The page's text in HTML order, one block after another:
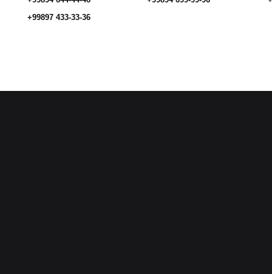
+99897 433-33-36